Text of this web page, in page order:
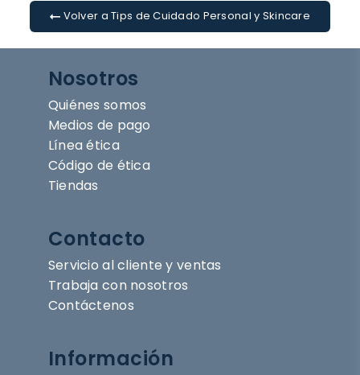
Volver a Tips de Cuidado Personal y Skincare
Nosotros
Quiénes somos
Medios de pago
Línea ética
Código de ética
Tiendas
Contacto
Servicio al cliente y ventas
Trabaja con nosotros
Contáctenos
Información